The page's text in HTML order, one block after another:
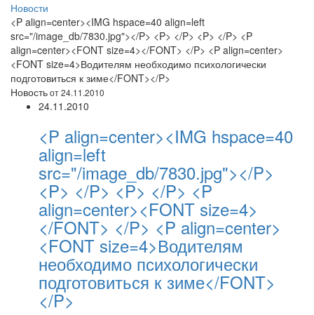
Новости
<P align=center><IMG hspace=40 align=left
src="/image_db/7830.jpg"></P> <P> </P> <P> </P> <P
align=center><FONT size=4></FONT> </P> <P align=center>
<FONT size=4>Водителям необходимо психологически
подготовиться к зиме</FONT></P>
Новостьот 24.11.2010
24.11.2010
<P align=center><IMG hspace=40
align=left
src="/image_db/7830.jpg"></P>
<P> </P> <P> </P> <P
align=center><FONT size=4>
</FONT> </P> <P align=center>
<FONT size=4>Водителям
необходимо психологически
подготовиться к зиме</FONT>
</P>